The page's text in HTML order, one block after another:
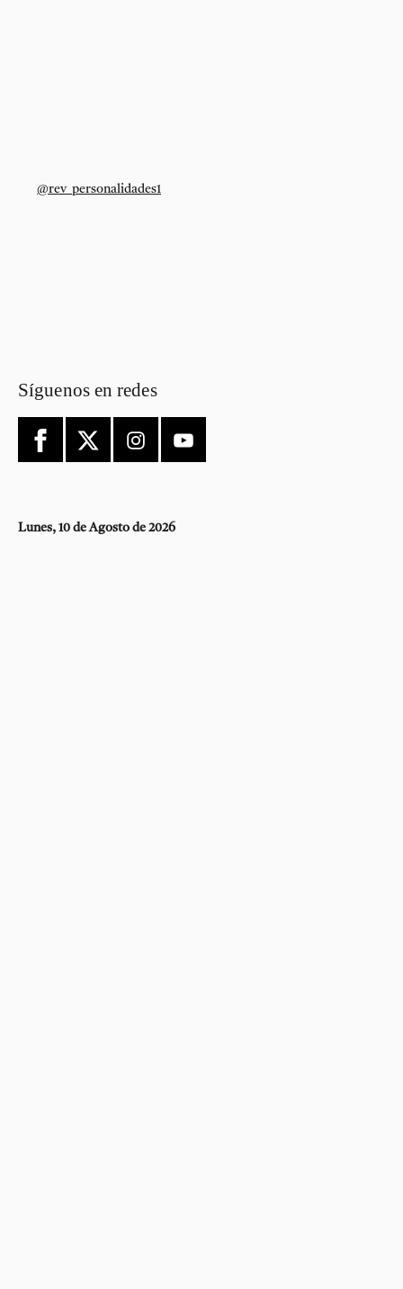
@rev_personalidades1
Síguenos en redes
Lunes, 10 de Agosto de 2026